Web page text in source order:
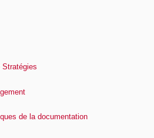
Stratégies
de la documentation